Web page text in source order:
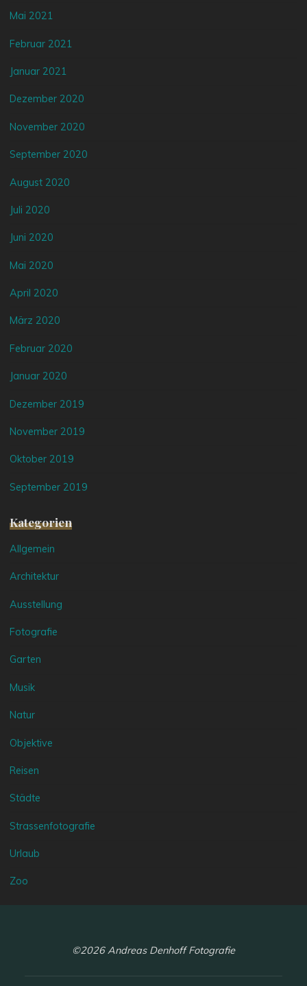
Mai 2021
Februar 2021
Januar 2021
Dezember 2020
November 2020
September 2020
August 2020
Juli 2020
Juni 2020
Mai 2020
April 2020
März 2020
Februar 2020
Januar 2020
Dezember 2019
November 2019
Oktober 2019
September 2019
Kategorien
Allgemein
Architektur
Ausstellung
Fotografie
Garten
Musik
Natur
Objektive
Reisen
Städte
Strassenfotografie
Urlaub
Zoo
©2026 Andreas Denhoff Fotografie